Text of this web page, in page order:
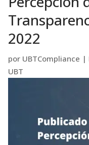
2022
por UBTCompliance |
UBT